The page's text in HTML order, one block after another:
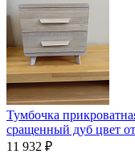
Тумбочка
сращенный дуб цвет
11 932 ₽